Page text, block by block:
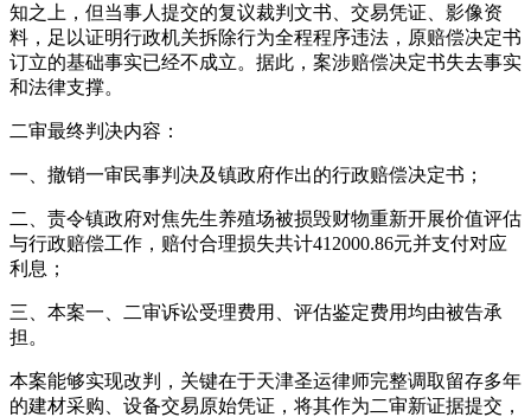
知之上，但当事人提交的复议裁判文书、交易凭证、影像资
料，足以证明行政机关拆除行为全程程序违法，原赔偿决定书
订立的基础事实已经不成立。据此，案涉赔偿决定书失去事实
和法律支撑。
二审最终判决内容：
一、撤销一审民事判决及镇政府作出的行政赔偿决定书；
二、责令镇政府对焦先生养殖场被损毁财物重新开展价值评估
与行政赔偿工作，赔付合理损失共计412000.86元并支付对应
利息；
三、本案一、二审诉讼受理费用、评估鉴定费用均由被告承
担。
本案能够实现改判，关键在于天津圣运律师完整调取留存多年
的建材采购、设备交易原始凭证，将其作为二审新证据提交，